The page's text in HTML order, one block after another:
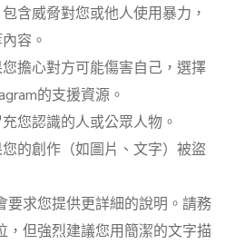
包含威脅對您或他人使用暴力，
容。
您擔心對方可能傷害自己，選擇
的支援資源。
充您認識的人或公眾人物。
您的創作（如圖片、文字）被盜
要求您提供更詳細的說明。請務
，但強烈建議您用簡潔的文字描